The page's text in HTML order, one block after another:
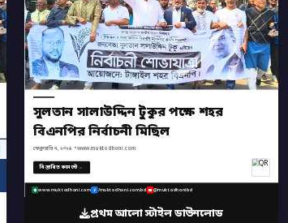
সুলতান সালাউদ্দিন টুকুর পক্ষে শহর
বিএনপির নির্বাচনী মিছিল
ফেব্রুয়ারি ৭, ২০২৬ • www.muktodhoni.com
বিস্তারিত কমেন্টে →
www.muktodhoni.com /muktodhoni.com.bd @muktodhonibd
প্রথম আলো স্টাইল ডাউনলোড